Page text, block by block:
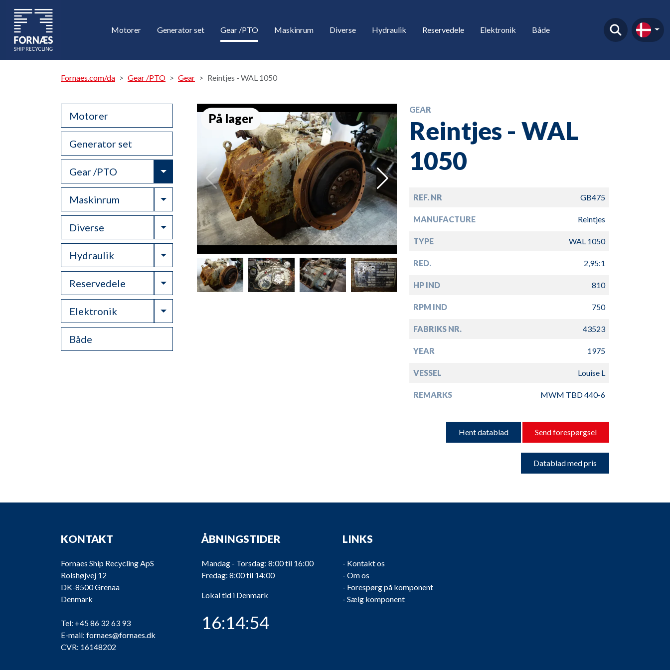
Motorer Generator set Gear /PTO Maskinrum Diverse Hydraulik Reservedele Elektronik Både
Fornaes.com/da Gear /PTO Gear Reintjes - WAL 1050
Motorer
Generator set
Gear /PTO Toggle Dropdown
Maskinrum Toggle Dropdown
Diverse Toggle Dropdown
Hydraulik Toggle Dropdown
Reservedele Toggle Dropdown
Elektronik Toggle Dropdown
Både
På lager
GEAR
Reintjes - WAL
1050
REF. NR GB475
MANUFACTURE Reintjes
TYPE WAL 1050
RED. 2,95:1
HP IND 810
RPM IND 750
FABRIKS NR. 43523
YEAR 1975
VESSEL Louise L
REMARKS MWM TBD 440-6
Hent datablad Send forespørgsel
Datablad med pris
KONTAKT
Fornaes Ship Recycling ApS
Rolshøjvej 12
DK-8500 Grenaa
Denmark
Tel: +45 86 32 63 93
E-mail: fornaes@fornaes.dk
CVR: 16148202
ÅBNINGSTIDER
Mandag - Torsdag: 8:00 til 16:00
Fredag: 8:00 til 14:00
Lokal tid i Denmark
16:14:55
LINKS
- Kontakt os
- Om os
- Forespørg på komponent
- Sælg komponent